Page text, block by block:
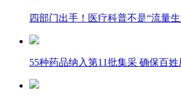
四部门出手！医疗科普不是“流量
55种药品纳入第11批集采 确保百